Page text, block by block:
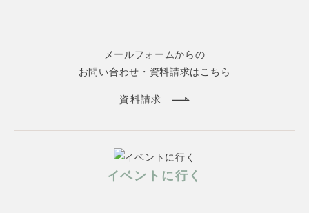
メールフォームからの
お問い合わせ・資料請求はこちら
資料請求
イベントに行く